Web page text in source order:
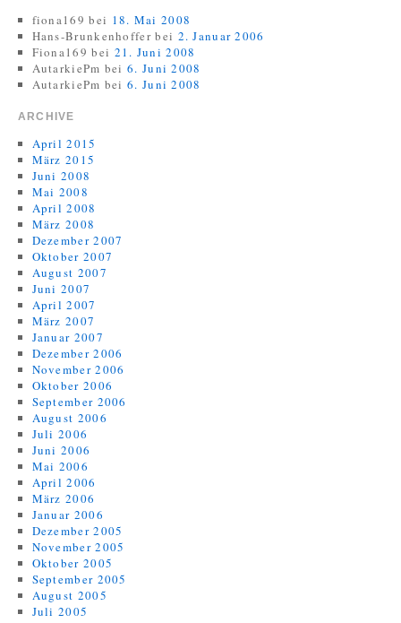
fiona169 bei 18. Mai 2008
Hans-Brunkenhoffer bei 2. Januar 2006
Fiona169 bei 21. Juni 2008
AutarkiePm bei6. Juni 2008
AutarkiePm bei6. Juni 2008
ARCHIVE
April 2015
März 2015
Juni 2008
Mai 2008
April 2008
März 2008
Dezember 2007
Oktober 2007
August 2007
Juni 2007
April 2007
März 2007
Januar 2007
Dezember 2006
November 2006
Oktober 2006
September 2006
August 2006
Juli 2006
Juni 2006
Mai 2006
April 2006
März 2006
Januar 2006
Dezember 2005
November 2005
Oktober 2005
September 2005
August 2005
Juli 2005